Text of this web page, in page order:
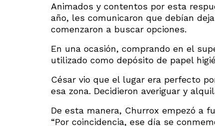
Animados y contentos por esta
año, les comunicaron que debían
comenzaron a buscar opciones.
En una ocasión, comprando en el
utilizado como depósito de papel
César vio que el lugar era perfecto
esa zona. Decidieron averiguar y
De esta manera, Churrox empezó a
“Por coincidencia, ese día se